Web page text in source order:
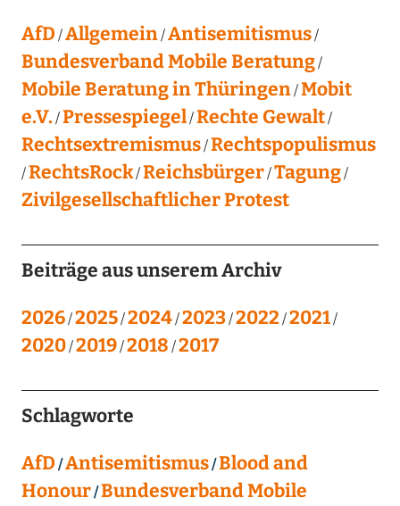
AfD Allgemein Antisemitismus
Bundesverband Mobile Beratung
Mobile Beratung in Thüringen Mobit
e.V. Pressespiegel Rechte Gewalt
Rechtsextremismus Rechtspopulismus
RechtsRock Reichsbürger Tagung
Zivilgesellschaftlicher Protest
Beiträge aus unserem Archiv
2026 2025 2024 2023 2022 2021
2020 2019 2018 2017
Schlagworte
AfD Antisemitismus Blood and
Honour Bundesverband Mobile